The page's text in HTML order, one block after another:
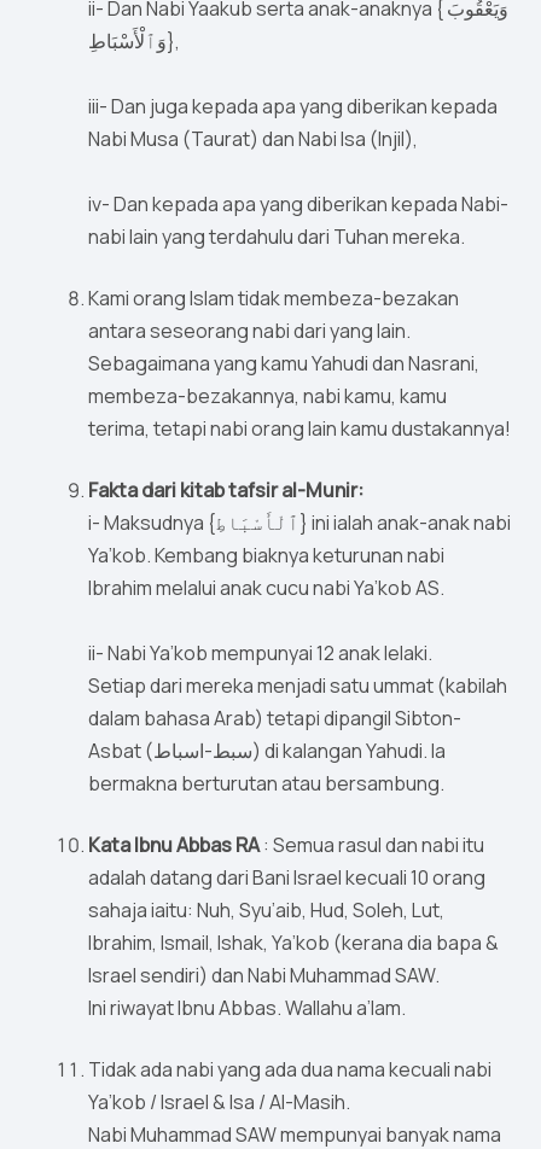
ii- Dan Nabi Yaakub serta anak-anaknya { وَيَعْقُوبَ
وَٱلْأَسْبَاطِ},
iii- Dan juga kepada apa yang diberikan kepada
Nabi Musa (Taurat) dan Nabi Isa (Injil),
iv- Dan kepada apa yang diberikan kepada Nabi-
nabi lain yang terdahulu dari Tuhan mereka.
Kami orang Islam tidak membeza-bezakan
antara seseorang nabi dari yang lain.
Sebagaimana yang kamu Yahudi dan Nasrani,
membeza-bezakannya, nabi kamu, kamu
terima, tetapi nabi orang lain kamu dustakannya!
Fakta dari kitab tafsir al-Munir:
i- Maksudnya {ٱلْأَسْبَاطِ} ini ialah anak-anak nabi
Ya’kob. Kembang biaknya keturunan nabi
Ibrahim melalui anak cucu nabi Ya’kob AS.
ii- Nabi Ya’kob mempunyai 12 anak lelaki.
Setiap dari mereka menjadi satu ummat (kabilah
dalam bahasa Arab) tetapi dipangil Sibton-
Asbat (سبط-اسباط) di kalangan Yahudi. Ia
bermakna berturutan atau bersambung.
Kata Ibnu Abbas RA: Semua rasul dan nabi itu
adalah datang dari Bani Israel kecuali 10 orang
sahaja iaitu: Nuh, Syu’aib, Hud, Soleh, Lut,
Ibrahim, Ismail, Ishak, Ya’kob (kerana dia bapa &
Israel sendiri) dan Nabi Muhammad SAW.
Ini riwayat Ibnu Abbas. Wallahu a’lam.
Tidak ada nabi yang ada dua nama kecuali nabi
Ya’kob / Israel & Isa / Al-Masih.
Nabi Muhammad SAW mempunyai banyak nama